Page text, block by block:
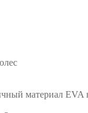
материал